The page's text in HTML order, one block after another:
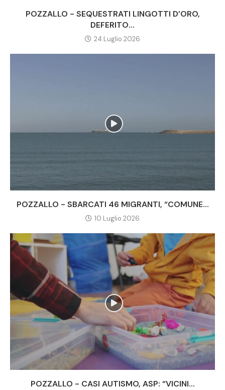
POZZALLO - SEQUESTRATI LINGOTTI D’ORO,
DEFERITO...
24 Luglio 2026
POZZALLO - SBARCATI 46 MIGRANTI, “COMUNE...
10 Luglio 2026
POZZALLO - CASI AUTISMO, ASP: “VICINI...